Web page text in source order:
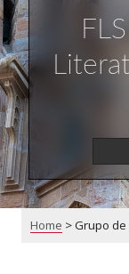
Home >Grupo de